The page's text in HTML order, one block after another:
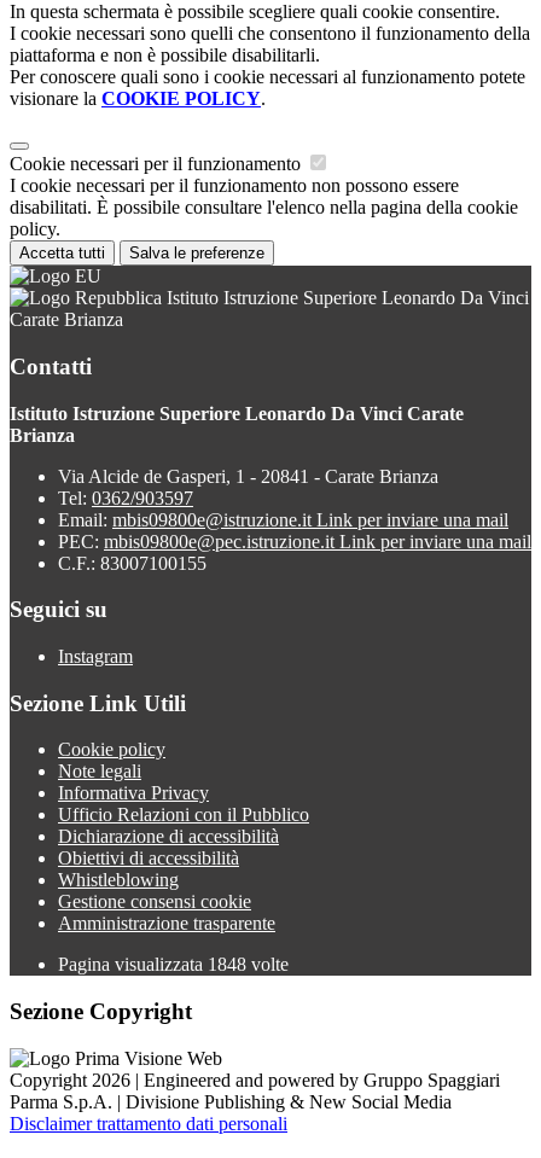
In questa schermata è possibile scegliere quali cookie consentire.
I cookie necessari sono quelli che consentono il funzionamento della
piattaforma e non è possibile disabilitarli.
Per conoscere quali sono i cookie necessari al funzionamento potete
visionare la COOKIE POLICY.
Cookie necessari per il funzionamento
I cookie necessari per il funzionamento non possono essere
disabilitati. È possibile consultare l'elenco nella pagina della cookie
policy.
Accetta tutti Salva le preferenze
Istituto Istruzione Superiore Leonardo Da Vinci
Carate Brianza
Contatti
Istituto Istruzione Superiore Leonardo Da Vinci Carate
Brianza
Via Alcide de Gasperi, 1 - 20841 - Carate Brianza
Tel: 0362/903597
Email: mbis09800e@istruzione.it Link per inviare una mail
PEC: mbis09800e@pec.istruzione.it Link per inviare una mail
C.F.: 83007100155
Seguici su
Instagram
Sezione Link Utili
Cookie policy
Note legali
Informativa Privacy
Ufficio Relazioni con il Pubblico
Dichiarazione di accessibilità
Obiettivi di accessibilità
Whistleblowing
Gestione consensi cookie
Amministrazione trasparente
Pagina visualizzata 1848 volte
Sezione Copyright
Copyright 2026 | Engineered and powered by Gruppo Spaggiari
Parma S.p.A. | Divisione Publishing & New Social Media
Disclaimer trattamento dati personali